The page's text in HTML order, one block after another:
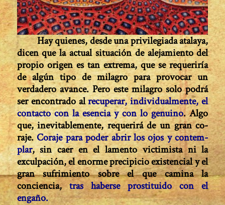
Hay quienes, desde una privilegiada atalaya,
dicen que la actual situación de alejamiento del
propio origen es tan extrema, que se requeriría
de algún tipo de mi­lagro para provocar un
verdadero avance.Pero este milagro solo podrá
ser encontrado alre­cuperar, individualmente, el
contacto con la esencia y con lo genuino. Algo
que, inevitablemente, requerirá de un gran co­
raje.Coraje para poder abrir los ojos y contem­
plar, sin caer en el lamento victimista ni la
exculpa­ción, el enorme precipicio existencial y el
gran su­frimiento sobre el que camina la
conciencia,tras haberse prostituido con el
engaño.